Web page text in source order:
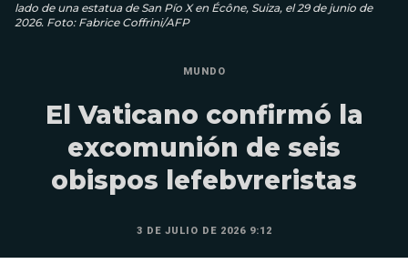
lado de una estatua de San Pío X en Écône, Suiza, el 29 de junio de
2026. Foto: Fabrice Coffrini/AFP
MUNDO
El Vaticano confirmó la
excomunión de seis
obispos lefebvreristas
3 DE JULIO DE 2026 9:12